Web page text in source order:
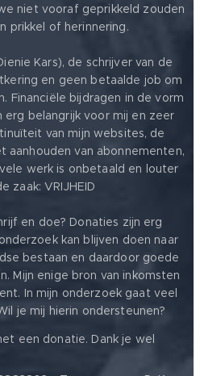
niet vooraf geprikkeld zouden
prikkel of herinnering.
Kars), de schrijver van de
en geen betaalde job om
Financiële bijdragen in de vorm
erg belangrijk voor mij en zeer
van mijn websites, de
aanhouden van abonnementen,
werk is onbetaald en louter
zaak: VRIJHEID ❤️
en doe? Donaties zijn erg
kan blijven doen naar
bestaan en daardoor goede
Mijn enige bron van inkomsten
In mijn onderzoek gaat veel
je mij hierin ondersteunen?
een donatie. Dank je wel